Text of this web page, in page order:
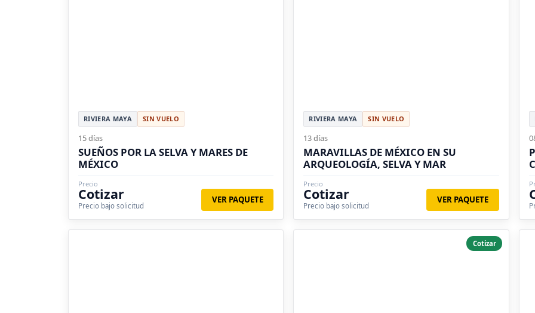
RIVIERA MAYA SIN VUELO
15 días
SUEÑOS POR LA SELVA Y MARES DE
MÉXICO
Precio
Cotizar
Precio bajo solicitud
VER PAQUETE
RIVIERA MAYA SIN VUELO
13 días
MARAVILLAS DE MÉXICO EN SU
ARQUEOLOGÍA, SELVA Y MAR
Precio
Cotizar
Precio bajo solicitud
VER PAQUETE
Cotizar